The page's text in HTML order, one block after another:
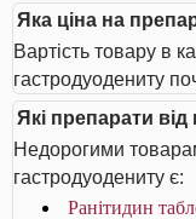
Яка ціна на
Вартість товару в
гастродуодениту
Які препарати
Недорогими
гастродуодениту є:
Ранітидин